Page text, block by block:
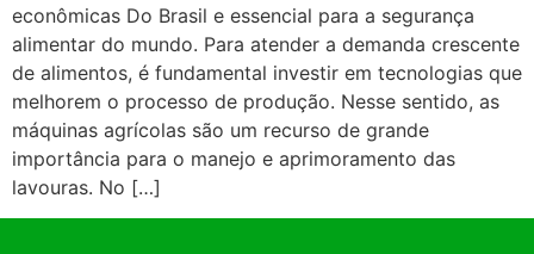
econômicas Do Brasil e essencial para a segurança
alimentar do mundo. Para atender a demanda crescente
de alimentos, é fundamental investir em tecnologias que
melhorem o processo de produção. Nesse sentido, as
máquinas agrícolas são um recurso de grande
importância para o manejo e aprimoramento das
lavouras. No […]